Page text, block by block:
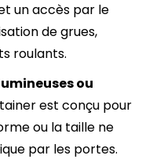
un accès par le
de grues,
roulants.
ou
est conçu pour
ou la taille ne
par les portes.